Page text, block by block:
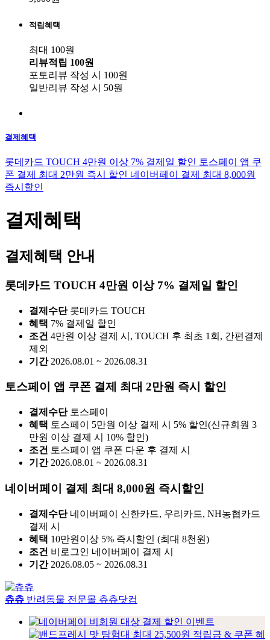
적립혜택
최대 100원
리뷰적립 100원
포토리뷰 작성 시
100원
일반리뷰 작성 시
50원
결제혜택
롯데카드 TOUCH 4만원 이상 7% 결제일 할인 토스페이 앱 쿠
폰 결제 최대 2만원 즉시 할인 네이버페이 결제 최대 8,000원
즉시할인
결제혜택
결제혜택 안내
롯데카드 TOUCH 4만원 이상 7% 결제일 할인
결제수단 롯데카드 TOUCH
혜택 7% 결제일 할인
조건 4만원 이상 결제 시, TOUCH 후 최초 1회, 간편결제
제외
기간 2026.08.01 ~ 2026.08.31
토스페이 앱 쿠폰 결제 최대 2만원 즉시 할인
결제수단 토스페이
혜택 토스페이 5만원 이상 결제 시 5% 할인(신규회원 3
만원 이상 결제 시 10% 할인)
조건 토스페이 앱 쿠폰 다운 후 결제 시
기간 2026.08.01 ~ 2026.08.31
네이버페이 결제 최대 8,000원 즉시할인
결제수단 네이버페이 신한카드, 우리카드, NH농협카드
결제 시
혜택 10만원이상 5% 즉시할인 (최대 8천원)
조건 비로그인 네이버페이 결제 시
기간 2026.08.05 ~ 2026.08.31
츄츄 반려동물 전문몰 츄츄닷컴